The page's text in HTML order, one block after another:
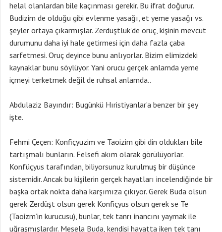
helal olanlardan bile kaçınması gerekir. Bu ifrat doğurur.
Budizim de olduğu gibi evlenme yasağı, et yeme yasağı vs.
şeyler ortaya çıkarmışlar. Zerdüştlük’de oruç, kişinin mevcut
durumunu daha iyi hale getirmesi için daha fazla çaba
sarfetmesi. Oruç deyince bunu anlıyorlar. Bizim elimizdeki
kaynaklar bunu söylüyor. Yani orucu gerçek anlamda yeme
içmeyi terketmek değil de ruhsal anlamda..
Abdulaziz Bayındır: Bugünkü Hıristiyanlar’a benzer bir şey
işte.
Fehmi Çeçen: Konfiçyuzim ve Taoizim gibi din oldukları bile
tartışmalı bunların. Felsefi akım olarak görülüyorlar.
Konfüçyus tarafından, biliyorsunuz kurulmuş bir düşünce
sistemidir. Ancak bu kişilerin gerçek hayatları incelendiğinde bir
başka ortak nokta daha karşımıza çıkıyor. Gerek Buda olsun
gerek Zerdüşt olsun gerek Konfiçyus olsun gerek se Te
(Taoizm’in kurucusu), bunlar, tek tanrı inancını yaymak ile
uğraşmışlardır. Mesela Buda, kendisi hayatta iken tek tanı